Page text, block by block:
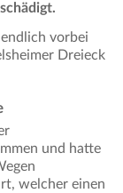
vorbei
Dreieck
und hatte
welcher einen